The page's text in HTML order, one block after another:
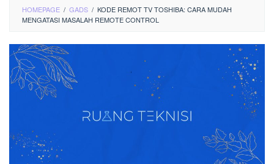
HOMEPAGE / GADS / KODE REMOT TV TOSHIBA: CARA MUDAH
MENGATASI MASALAH REMOTE CONTROL